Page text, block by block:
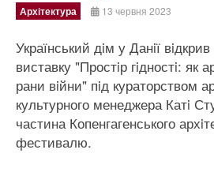
Архітектура 13 червня 2023
Український дiм у Данiї вiдкрив
виставку "Простiр гiдностi: як
рани вiйни" пiд кураторством
культурного менеджера Катi
частина Копенгагенського
фестивалю.